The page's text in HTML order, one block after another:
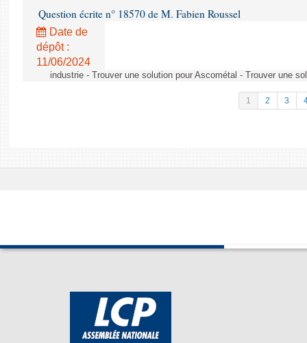
Question écrite n° 18570 de M. Fabien Roussel
Date de
dépôt :
11/06/2024
industrie - Trouver une solution pour Ascométal - Trouver une
1 2 3